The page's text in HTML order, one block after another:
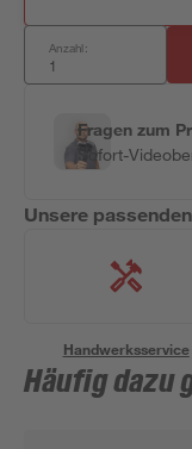
Anzahl:
Fragen zum
Sofort-
Unsere
Handwerksservice
Häufig dazu